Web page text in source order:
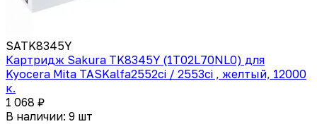
SATK8345Y
Картридж Sakura TK8345Y (1T02L70NL0) для
Kyocera Mita TASKalfa2552ci / 2553ci , желтый, 12000
к.
1 068 ₽
В наличии: 9 шт